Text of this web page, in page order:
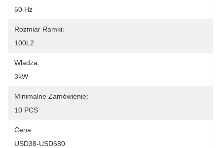
50 Hz
Rozmiar Ramki:
100L2
Władza:
3kW
Minimalne Zamówienie:
10 PCS
Cena:
USD38-USD680